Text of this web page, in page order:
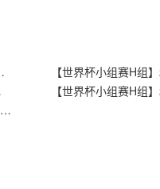
场录像在线回放
回放
【足球友谊赛0】2025年11月14日 伊朗vs佛得角 全场录像在线回放